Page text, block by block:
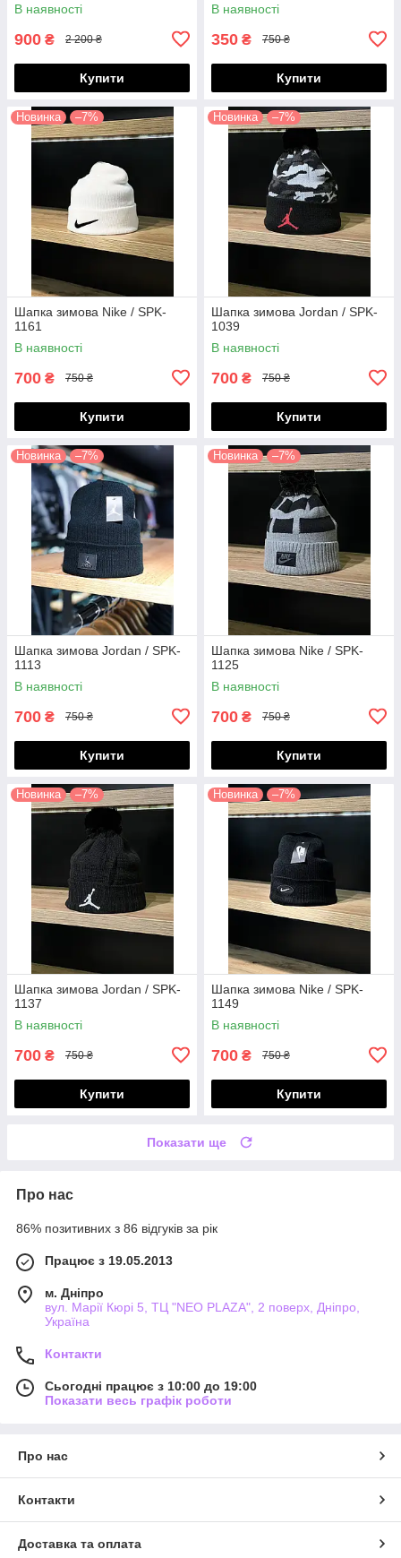
В наявності
900 ₴ 2 200 ₴
Купити
В наявності
350 ₴ 750 ₴
Купити
Новинка –7%
Шапка зимова Nike / SPK-
1161
В наявності
700 ₴ 750 ₴
Купити
Новинка –7%
Шапка зимова Jordan / SPK-
1039
В наявності
700 ₴ 750 ₴
Купити
Новинка –7%
Шапка зимова Jordan / SPK-
1113
В наявності
700 ₴ 750 ₴
Купити
Новинка –7%
Шапка зимова Nike / SPK-
1125
В наявності
700 ₴ 750 ₴
Купити
Новинка –7%
Шапка зимова Jordan / SPK-
1137
В наявності
700 ₴ 750 ₴
Купити
Новинка –7%
Шапка зимова Nike / SPK-
1149
В наявності
700 ₴ 750 ₴
Купити
Показати ще
Про нас
86% позитивних з 86 відгуків за рік
Працює з 19.05.2013
м. Дніпро
вул. Марії Кюрі 5, ТЦ "NEO PLAZA", 2 поверх, Дніпро,
Україна
Контакти
Сьогодні працює з 10:00 до 19:00
Показати весь графік роботи
Про нас
Контакти
Доставка та оплата